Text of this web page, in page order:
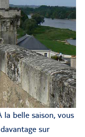
la belle saison, vous
sur